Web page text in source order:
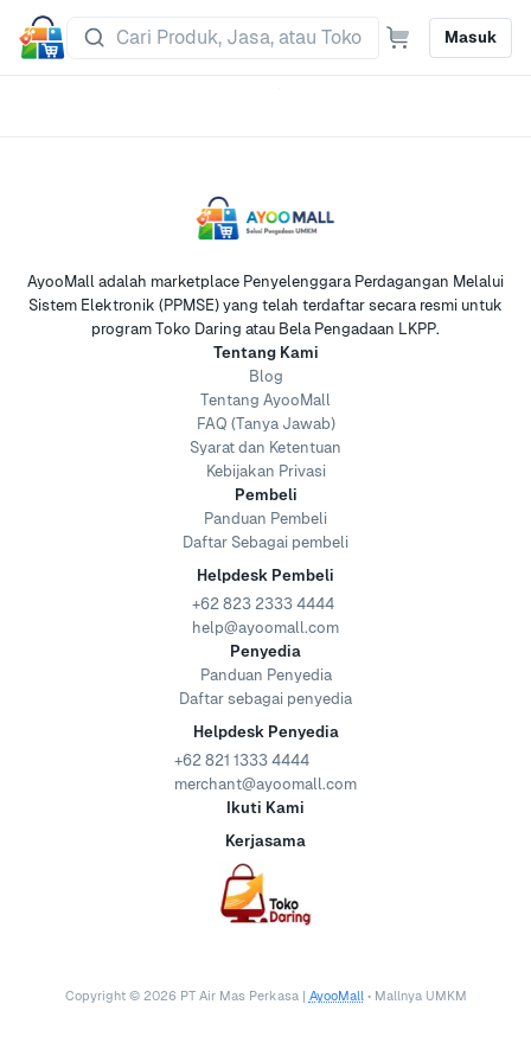
Masuk
AyooMall adalah marketplace Penyelenggara Perdagangan Melalui
Sistem Elektronik (PPMSE) yang telah terdaftar secara resmi untuk
program Toko Daring atau Bela Pengadaan LKPP.
Tentang Kami
Blog
Tentang AyooMall
FAQ (Tanya Jawab)
Syarat dan Ketentuan
Kebijakan Privasi
Pembeli
Panduan Pembeli
Daftar Sebagai pembeli
Helpdesk Pembeli
+62 823 2333 4444
help@ayoomall.com
Penyedia
Panduan Penyedia
Daftar sebagai penyedia
Helpdesk Penyedia
+62 821 1333 4444
merchant@ayoomall.com
Ikuti Kami
Kerjasama
Copyright © 2026 PT Air Mas Perkasa | AyooMall • Mallnya UMKM